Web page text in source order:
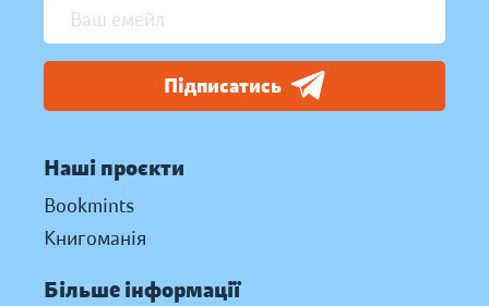
Підписатись
Наші проєкти
Bookmints
Книгоманія
Більше інформації